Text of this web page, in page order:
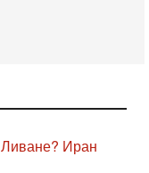
Тамар, офицер
военный историк.